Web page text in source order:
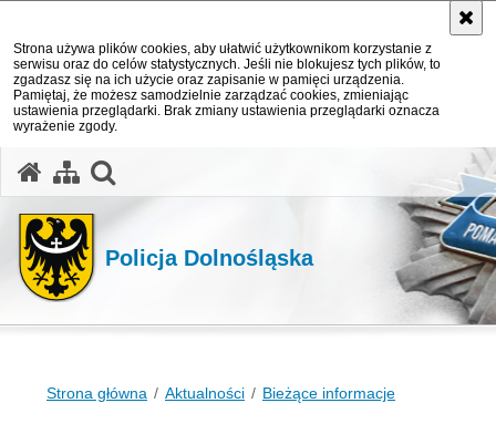
Strona używa plików cookies, aby ułatwić użytkownikom korzystanie z
serwisu oraz do celów statystycznych. Jeśli nie blokujesz tych plików, to
zgadzasz się na ich użycie oraz zapisanie w pamięci urządzenia.
Pamiętaj, że możesz samodzielnie zarządzać cookies, zmieniając
ustawienia przeglądarki. Brak zmiany ustawienia przeglądarki oznacza
wyrażenie zgody.
Policja Dolnośląska
Strona główna Aktualności Bieżące informacje